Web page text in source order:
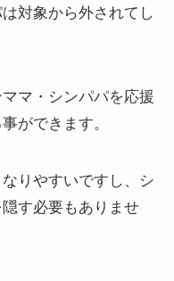
対象から外されてし
マ・シンパパを応援
ができます。
りやすいですし、シ
す必要もありませ